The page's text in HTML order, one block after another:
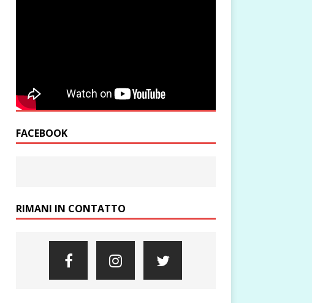
FACEBOOK
RIMANI IN CONTATTO